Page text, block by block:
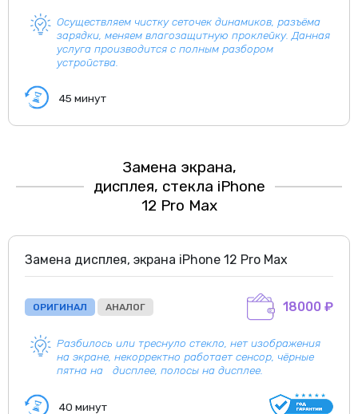
Осуществляем чистку сеточек динамиков, разъёма
зарядки, меняем влагозащитную проклейку. Данная
услуга производится с полным разбором
устройства.
45 минут
Замена экрана,
дисплея, стекла iPhone
12 Pro Max
Замена дисплея, экрана iPhone 12 Pro Max
18000 ₽
ОРИГИНАЛ АНАЛОГ
Разбилось или треснуло стекло, нет изображения
на экране, некорректно работает сенсор, чёрные
пятна на дисплее, полосы на дисплее.
40 минут